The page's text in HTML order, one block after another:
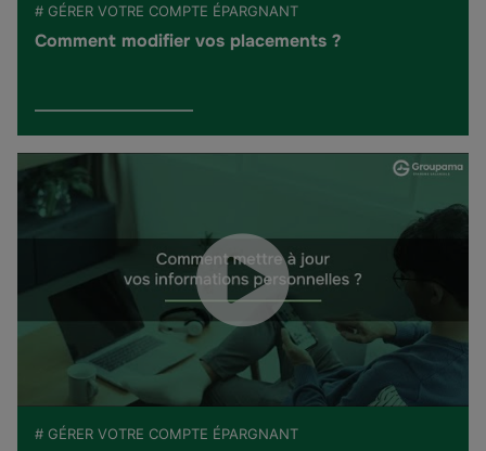
# GÉRER VOTRE COMPTE ÉPARGNANT
Comment modifier vos placements ?
# GÉRER VOTRE COMPTE ÉPARGNANT